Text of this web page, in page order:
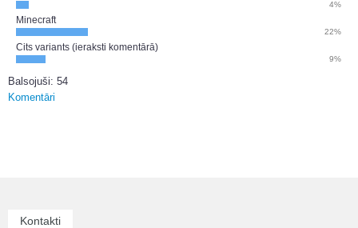
4%
Minecraft
22%
Cits variants (ieraksti komentārā)
9%
Balsojuši: 54
Komentāri
Kontakti